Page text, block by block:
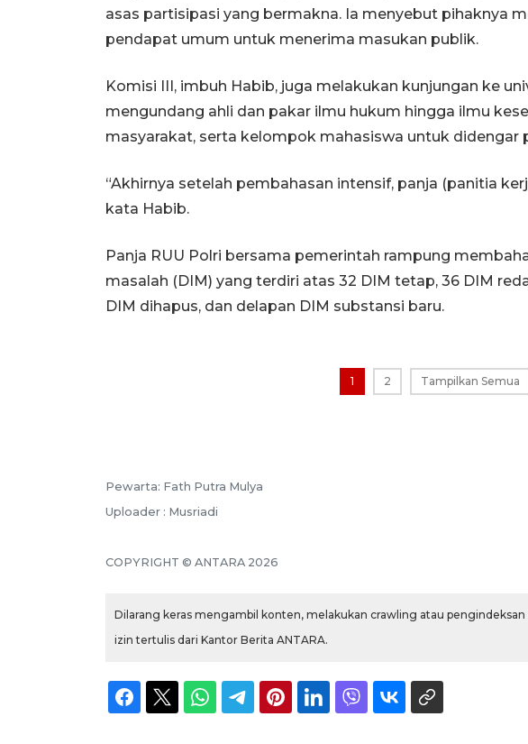
asas partisipasi yang bermakna. Ia menyebut pihaknya
pendapat umum untuk menerima masukan publik.
Komisi III, imbuh Habib, juga melakukan kunjungan ke
mengundang ahli dan pakar ilmu hukum hingga ilmu
masyarakat, serta kelompok mahasiswa untuk didengar
“Akhirnya setelah pembahasan intensif, panja (panitia
kata Habib.
Panja RUU Polri bersama pemerintah rampung
masalah (DIM) yang terdiri atas 32 DIM tetap, 36 DIM
DIM dihapus, dan delapan DIM substansi baru.
1 2 Tampilkan Semua
Pewarta: Fath Putra Mulya
Uploader : Musriadi
COPYRIGHT © ANTARA 2026
Dilarang keras mengambil konten, melakukan crawling atau
izin tertulis dari Kantor Berita ANTARA.